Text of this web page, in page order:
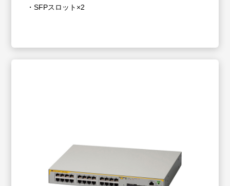
・SFPスロット×2